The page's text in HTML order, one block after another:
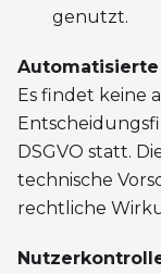
genutzt.
Es findet keine
DSGVO statt.
technische
rechtliche